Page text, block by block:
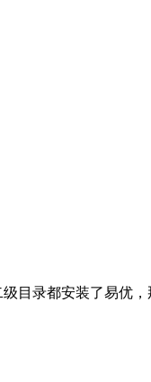
目录都安装了易优，